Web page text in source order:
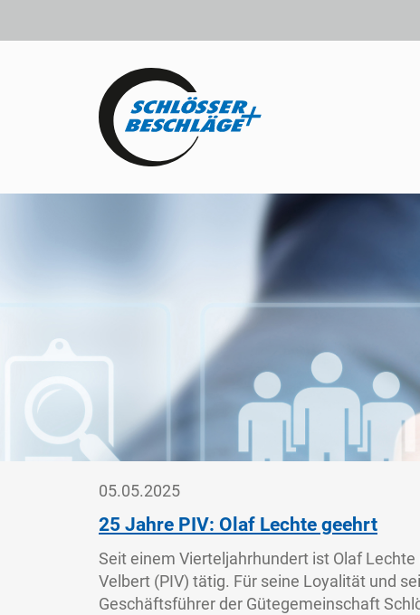
05.05.2025
25 Jahre PIV: Olaf Lechte geehrt
Seit einem Vierteljahrhundert ist Olaf
Velbert (PIV) tätig. Für seine Loyalität und
Geschäftsführer der Gütegemeinschaft